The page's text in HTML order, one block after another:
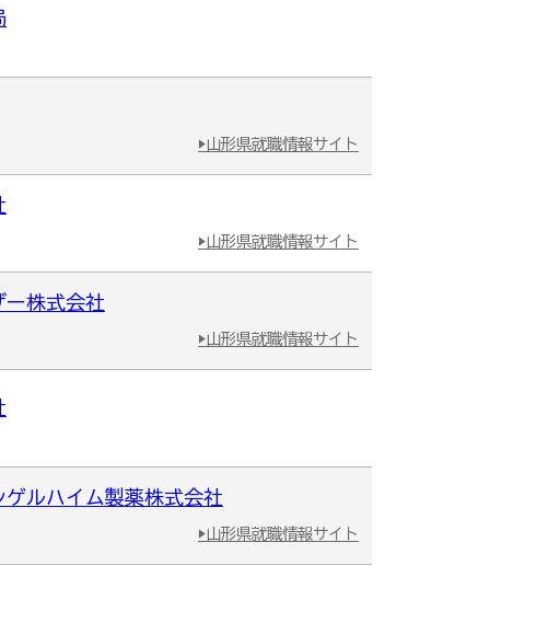
▶山形県就職情報サイト
▶山形県就職情報サイト
株式会社
▶山形県就職情報サイト
ルハイム製薬株式会社
▶山形県就職情報サイト